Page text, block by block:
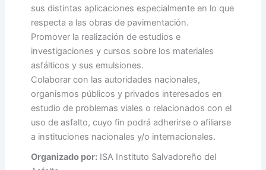
sus distintas aplicaciones especialmente en lo que
respecta a las obras de pavimentación.
Promover la realización de estudios e
investigaciones y cursos sobre los materiales
asfálticos y sus emulsiones.
Colaborar con las autoridades nacionales,
organismos públicos y privados interesados en
estudio de problemas viales o relacionados con el
uso de asfalto, cuyo fin podrá adherirse o afiliarse
a instituciones nacionales y/o internacionales.
Organizado por:ISA Instituto Salvadoreño del